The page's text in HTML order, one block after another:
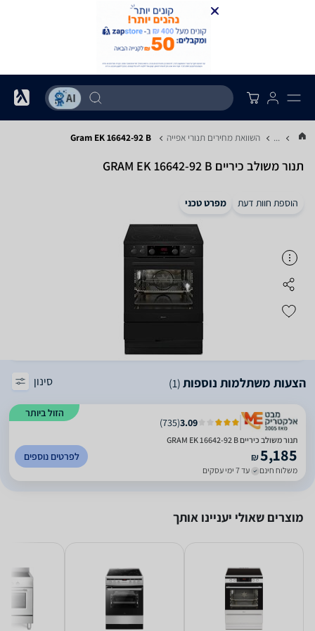
... השוואת מחירים תנורי אפייה Gram EK 16642-92 B
‏תנור משולב כיריים GRAM EK 16642-92 B
הוספת חוות דעת מפרט טכני
הצעות משתלמות נוספות(1) סינון
הזול ביותר
3.09
(
735
)
תנור משולב כיריים GRAM EK 16642-92 B
₪5,185
משלוח חינם עד 7 ימי עסקים
לפרטים נוספים
מוצרים שאולי יעניינו אותך